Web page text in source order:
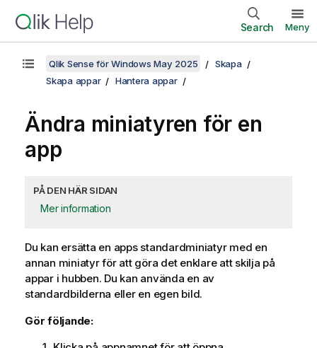
Search Meny
Qlik Sense för Windows May 2025
Skapa
Skapa appar
Hantera appar
Ändra miniatyren för en
app
PÅ DEN HÄR SIDAN
Mer information
Du kan ersätta en apps standardminiatyr med en
annan miniatyr för att göra det enklare att skilja på
appar i hubben. Du kan använda en av
standardbilderna eller en egen bild.
Gör följande: